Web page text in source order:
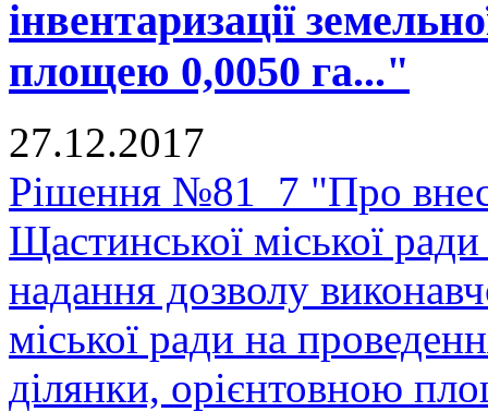
інвентаризації
площею 0,0050 га..."
27.12.2017
Рішення №81_7 "Про
Щастинської міської
надання дозволу
міської ради на
ділянки, орієнтовною